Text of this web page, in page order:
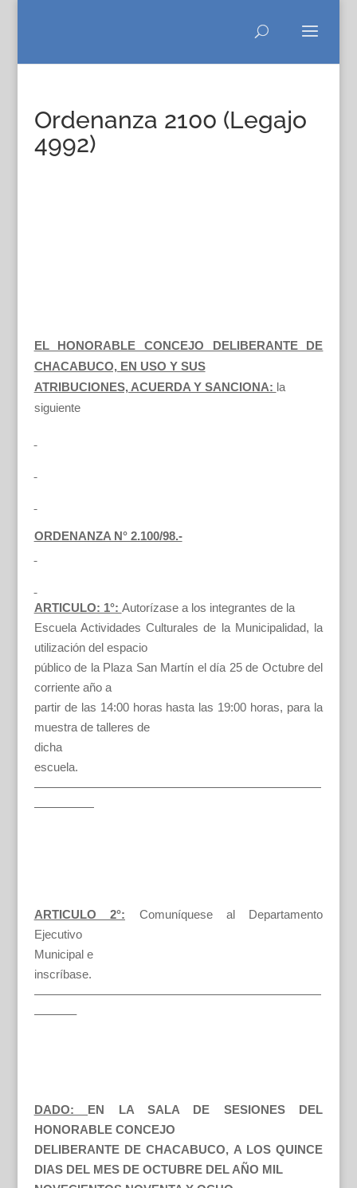
Ordenanza 2100 (Legajo
4992)
EL HONORABLE CONCEJO DELIBERANTE DE
CHACABUCO, EN USO Y SUS
ATRIBUCIONES, ACUERDA Y SANCIONA: la
siguiente
ORDENANZA N° 2.100/98.-
ARTICULO: 1°: Autorízase a los integrantes de la
Escuela Actividades Culturales de la Municipalidad, la
utilización del espacio
público de la Plaza San Martín el día 25 de Octubre del
corriente año a
partir de las 14:00 horas hasta las 19:00 horas, para la
muestra de talleres de
dicha
escuela.
————————————————————————
—————
ARTICULO 2°:
Comuníquese al Departamento
Ejecutivo
Municipal e
inscríbase.
————————————————————————
———–
DADO: EN LA SALA DE SESIONES DEL
HONORABLE CONCEJO
DELIBERANTE DE CHACABUCO, A LOS QUINCE
DIAS DEL MES DE OCTUBRE DEL AÑO MIL